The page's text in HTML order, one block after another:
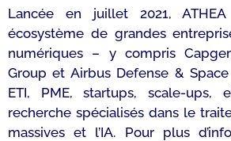
Lancée en juillet 2021,
écosystème de grandes
numériques – y compris
Group et Airbus Defense &
ETI, PME, startups, scale-ups,
recherche spécialisés dans le
massives et l’IA. Pour plus